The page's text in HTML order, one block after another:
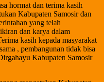
hormat dan terima kasih
Kabupaten Samosir dan
yang telah
dan karya dalam
kasih kepada masyarakat
, pembangunan tidak bisa
Kabupaten Samosir